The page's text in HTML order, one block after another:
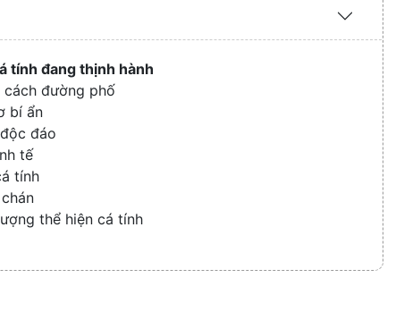
Expand
/
Collapse
tính đang thịnh hành
cách đường phố
bí ẩn
đáo
tế
tính
thể hiện cá tính